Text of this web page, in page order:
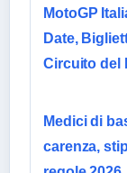
MotoGP
Date,
Circuito del
Medici di
carenza,